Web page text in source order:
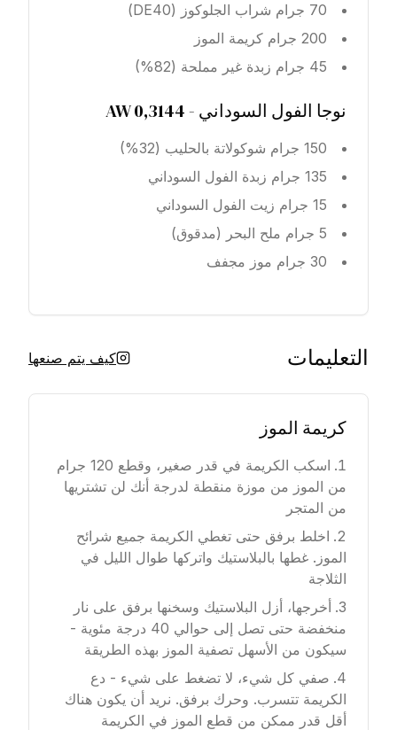
70 جرام شراب الجلوكوز (DE40)
200 جرام كريمة الموز
45 جرام زبدة غير مملحة (82%)
نوجا الفول السوداني - AW 0,3144
150 جرام شوكولاتة بالحليب (32%)
135 جرام زبدة الفول السوداني
15 جرام زيت الفول السوداني
5 جرام ملح البحر (مدقوق)
30 جرام موز مجفف
التعليمات كيف يتم صنعها
كريمة الموز
اسكب الكريمة في قدر صغير، وقطع 120 جرام
من الموز من موزة منقطة لدرجة أنك لن تشتريها
من المتجر
اخلط برفق حتى تغطي الكريمة جميع شرائح
الموز. غطها بالبلاستيك واتركها طوال الليل في
الثلاجة
أخرجها، أزل البلاستيك وسخنها برفق على نار
منخفضة حتى تصل إلى حوالي 40 درجة مئوية -
سيكون من الأسهل تصفية الموز بهذه الطريقة
صفي كل شيء، لا تضغط على شيء - دع
الكريمة تتسرب. وحرك برفق. نريد أن يكون هناك
أقل قدر ممكن من قطع الموز في الكريمة